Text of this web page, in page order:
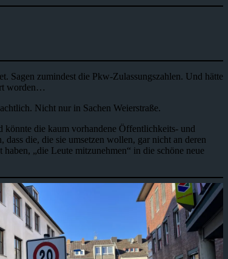
Sagen zumindest die Pkw-Zulassungszahlen. Und hätte
worden…
Nicht nur in Sachen Weierstraße.
die kaum vorhandene Öffentlichkeits- und
die, die sie umsetzen wollen, gar nicht an deren
„die Leute mitzunehmen“ in die schöne neue